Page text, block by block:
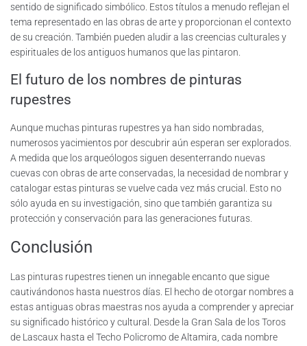
sentido de significado simbólico. Estos títulos a menudo reflejan el
tema representado en las obras de arte y proporcionan el contexto
de su creación. También pueden aludir a las creencias culturales y
espirituales de los antiguos humanos que las pintaron.
El futuro de los nombres de pinturas
rupestres
Aunque muchas pinturas rupestres ya han sido nombradas,
numerosos yacimientos por descubrir aún esperan ser explorados.
A medida que los arqueólogos siguen desenterrando nuevas
cuevas con obras de arte conservadas, la necesidad de nombrar y
catalogar estas pinturas se vuelve cada vez más crucial. Esto no
sólo ayuda en su investigación, sino que también garantiza su
protección y conservación para las generaciones futuras.
Conclusión
Las pinturas rupestres tienen un innegable encanto que sigue
cautivándonos hasta nuestros días. El hecho de otorgar nombres a
estas antiguas obras maestras nos ayuda a comprender y apreciar
su significado histórico y cultural. Desde la Gran Sala de los Toros
de Lascaux hasta el Techo Policromo de Altamira, cada nombre